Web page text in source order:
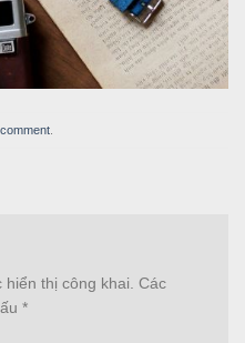
thị công khai. Các
*